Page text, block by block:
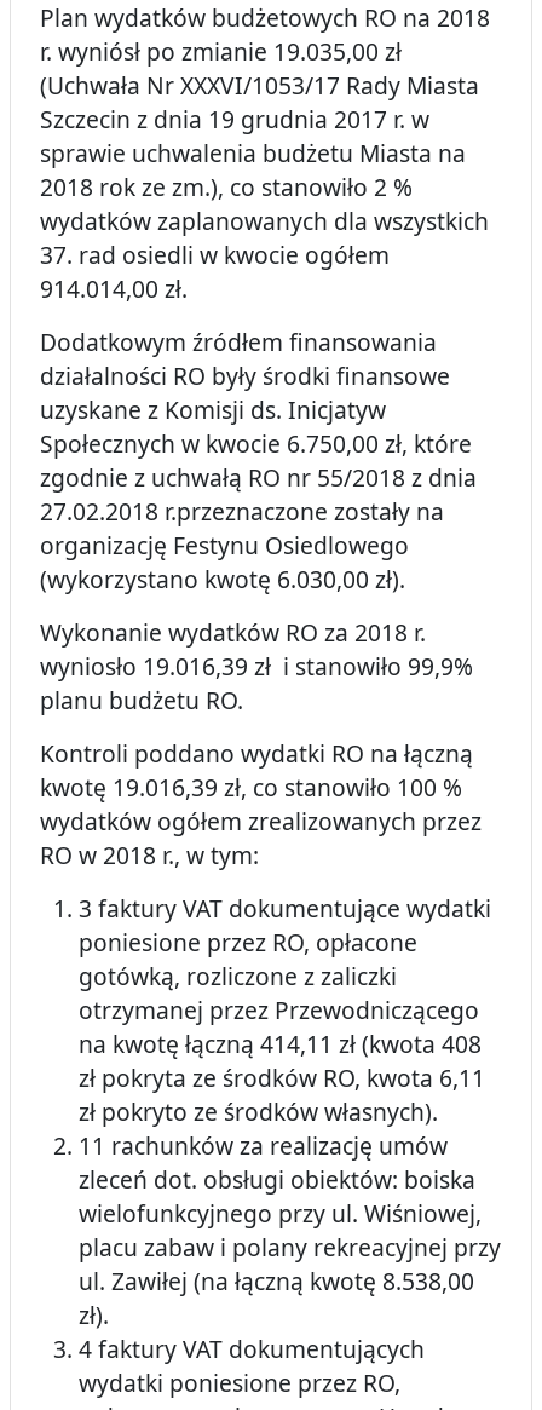
Plan wydatków budżetowych RO na 2018
r. wyniósł po zmianie 19.035,00 zł
(Uchwała Nr XXXVI/1053/17 Rady Miasta
Szczecin z dnia 19 grudnia 2017 r. w
sprawie uchwalenia budżetu Miasta na
2018 rok ze zm.), co stanowiło 2 %
wydatków zaplanowanych dla wszystkich
37. rad osiedli w kwocie ogółem
914.014,00 zł.
Dodatkowym źródłem finansowania
działalności RO były środki finansowe
uzyskane z Komisji ds. Inicjatyw
Społecznych w kwocie 6.750,00 zł, które
zgodnie z uchwałą RO nr 55/2018 z dnia
27.02.2018 r.przeznaczone zostały na
organizację Festynu Osiedlowego
(wykorzystano kwotę 6.030,00 zł).
Wykonanie wydatków RO za 2018 r.
wyniosło 19.016,39 zł i stanowiło 99,9%
planu budżetu RO.
Kontroli poddano wydatki RO na łączną
kwotę 19.016,39 zł, co stanowiło 100 %
wydatków ogółem zrealizowanych przez
RO w 2018 r., w tym:
3 faktury VAT dokumentujące wydatki
poniesione przez RO, opłacone
gotówką, rozliczone z zaliczki
otrzymanej przez Przewodniczącego
na kwotę łączną 414,11 zł (kwota 408
zł pokryta ze środków RO, kwota 6,11
zł pokryto ze środków własnych).
11 rachunków za realizację umów
zleceń dot. obsługi obiektów: boiska
wielofunkcyjnego przy ul. Wiśniowej,
placu zabaw i polany rekreacyjnej przy
ul. Zawiłej (na łączną kwotę 8.538,00
zł).
4 faktury VAT dokumentujących
wydatki poniesione przez RO,